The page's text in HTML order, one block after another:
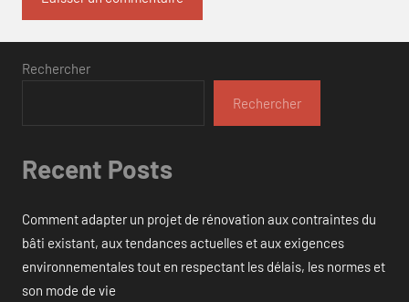
Rechercher
Rechercher
Recent Posts
Comment adapter un projet de rénovation aux contraintes du
bâti existant, aux tendances actuelles et aux exigences
environnementales tout en respectant les délais, les normes et
son mode de vie